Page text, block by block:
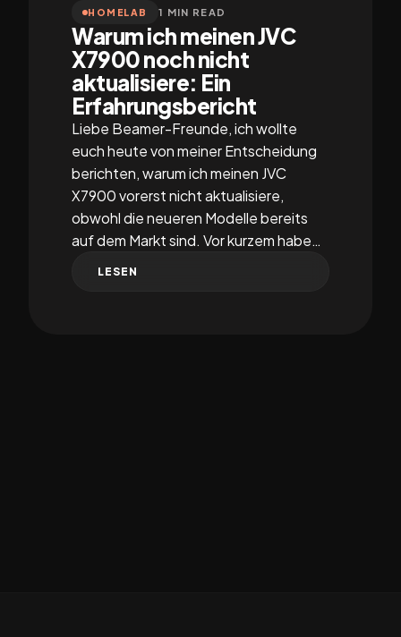
HOMELAB 1 MIN READ
Warum ich meinen JVC
X7900 noch nicht
aktualisiere: Ein
Erfahrungsbericht
Liebe Beamer-Freunde, ich wollte
euch heute von meiner Entscheidung
berichten, warum ich meinen JVC
X7900 vorerst nicht aktualisiere,
obwohl die neueren Modelle bereits
auf dem Markt sind. Vor kurzem habe…
LESEN